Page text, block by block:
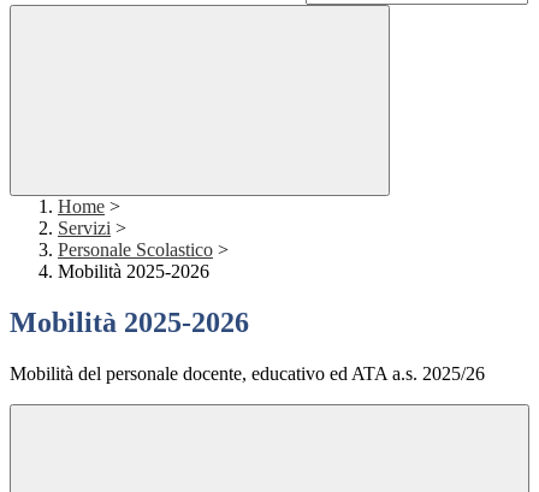
Home >
Servizi >
Personale Scolastico >
Mobilità 2025-2026
Mobilità 2025-2026
Mobilità del personale docente, educativo ed ATA a.s. 2025/26